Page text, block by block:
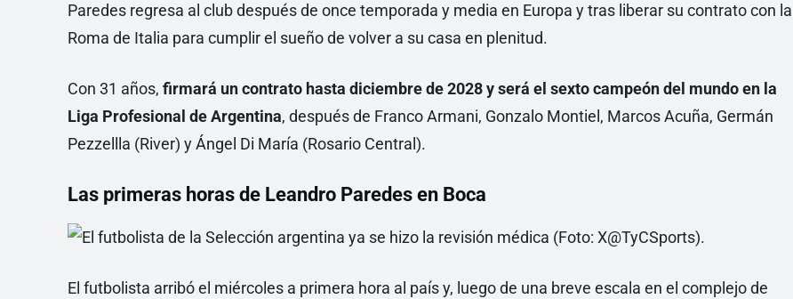
Paredes regresa al club después de once temporada y media en Europa y tras liberar su contrato con la
Roma de Italia para cumplir el sueño de volver a su casa en plenitud.
Con 31 años, firmará un contrato hasta diciembre de 2028 y será el sexto campeón del mundo en la
Liga Profesional de Argentina, después de Franco Armani, Gonzalo Montiel, Marcos Acuña, Germán
Pezzellla (River) y Ángel Di María (Rosario Central).
Las primeras horas de Leandro Paredes en Boca
El futbolista arribó el miércoles a primera hora al país y, luego de una breve escala en el complejo de